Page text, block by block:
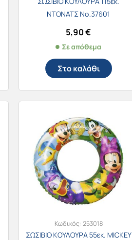
ΝΤΟΝΑΤΣ Νο.37601
5,90€
Σε απόθεμα
Στο καλάθι
Κωδικός: 253018
ΣΩΣΙΒΙΟ ΚΟΥΛΟΥΡΑ 55εκ. MICKEY